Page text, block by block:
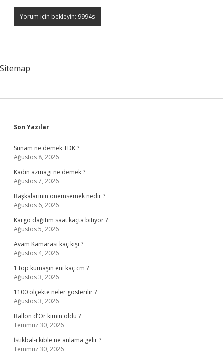
Sitemap
Sidebar
Son Yazılar
Sunam ne demek TDK ?
Ağustos 8, 2026
Kadın azmagı ne demek ?
Ağustos 7, 2026
Başkalarının önemsemek nedir ?
Ağustos 6, 2026
Kargo dağıtım saat kaçta bitiyor ?
Ağustos 5, 2026
Avam Kamarası kaç kişi ?
Ağustos 4, 2026
1 top kumaşın eni kaç cm ?
Ağustos 3, 2026
1100 ölçekte neler gösterilir ?
Ağustos 3, 2026
Ballon d’Or kimin oldu ?
Temmuz 30, 2026
İstikbal-i kıble ne anlama gelir ?
Temmuz 30, 2026